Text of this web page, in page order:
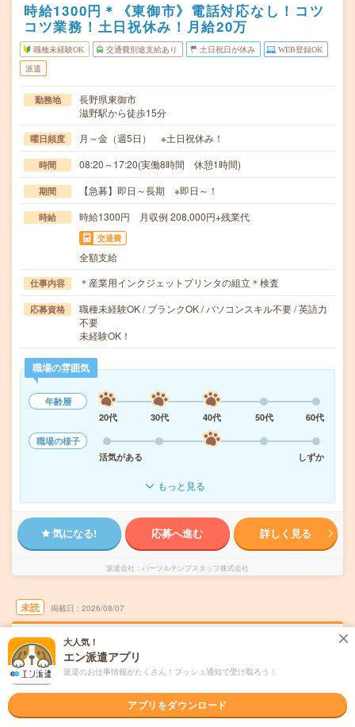
時給1300円＊《東御市》電話対応なし！コツ
コツ業務！土日祝休み！月給20万
職種未経験OK 交通費別途支給あり 土日祝日が休み WEB登録OK
派遣
勤務地
長野県東御市
滋野駅から徒歩15分
曜日頻度 月～金（週5日） ※土日祝休み！
時間 08:20～17:20(実働8時間 休憩1時間)
期間 【急募】即日～長期 ※即日～！
時給 時給1300円 月収例 208,000円+残業代
交通費
全額支給
仕事内容 ＊産業用インクジェットプリンタの組立＊検査
応募資格
職種未経験OK / ブランクOK / パソコンスキル不要 / 英語力
不要
未経験OK！
職場の雰囲気
年齢層
20代
30代 40代 50代
60代
職場の様子
活気がある
しずか
もっと見る
気になる! 応募へ進む 詳しく見る
派遣会社 パーソルテンプスタッフ株式会社
未読 掲載日 2026/08/07
【長野日本無線】未経験OK！組立＆検査！土
日祝休み×日勤のみ！月給19万＠上田市
職種未経験OK
大人気！
エン派遣アプリ
派遣のお仕事情報がたくさん！プッシュ通知で受け取ろう！
アプリをダウンロード